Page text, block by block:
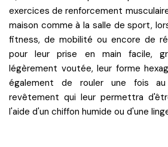
exercices de renforcement
maison comme à la salle de sport,
fitness, de mobilité ou encore de
pour leur prise en main facile,
légèrement voutée, leur forme
également de rouler une fois
revêtement qui leur permettra
l'aide d'un chiffon humide ou d'une